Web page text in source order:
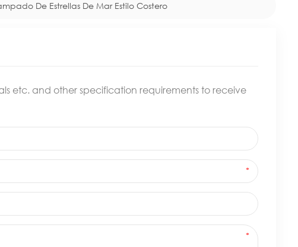
De Estrellas De Mar Estilo Costero
etc. and other specification requirements to receive